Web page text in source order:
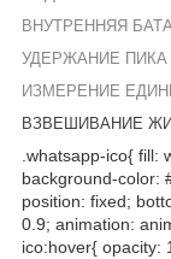
ВНУТРЕННЯЯ
УДЕРЖАНИЕ ПИКА
ИЗМЕРЕНИЕ
ВЗВЕШИВАНИЕ
.whatsapp-ico{ fill:
background-color:
position: fixed;
0.9; animation:
ico:hover{ opacity: